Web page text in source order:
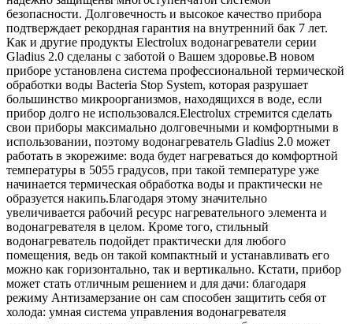
безопасности. Долговечность и высокое качество прибора
подтверждает рекордная гарантия на внутренний бак 7 лет.
Как и другие продукты Electrolux водонагреватели серии
Gladius 2.0 сделаны с заботой о Вашем здоровье.В новом
приборе установлена система профессиональной термической
обработки воды Bacteria Stop System, которая разрушает
большинство микроорганизмов, находящихся в воде, если
прибор долго не использовался.Electrolux стремится сделать
свои приборы максимально долговечными и комфортными в
использовании, поэтому водонагреватель Gladius 2.0 может
работать в экорежиме: вода будет нагреваться до комфортной
температуры в 5055 градусов, при такой температуре уже
начинается термическая обработка воды и практически не
образуется накипь.Благодаря этому значительно
увеличивается рабочий ресурс нагревательного элемента и
водонагревателя в целом. Кроме того, стильный
водонагреватель подойдет практически для любого
помещения, ведь он такой компактный и устанавливать его
можно как горизонтально, так и вертикально. Кстати, прибор
может стать отличным решением и для дачи: благодаря
режиму Антизамерзание он сам способен защитить себя от
холода: умная система управления водонагревателя